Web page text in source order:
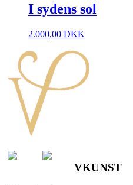
I sydens sol
2.000,00 DKK
VKUNST